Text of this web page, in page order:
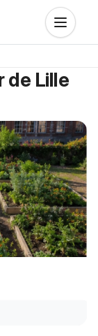
de Lille